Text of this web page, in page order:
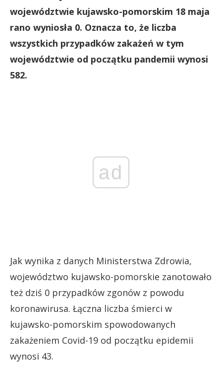
województwie kujawsko-pomorskim 18 maja
rano wyniosła 0. Oznacza to, że liczba
wszystkich przypadków zakażeń w tym
województwie od początku pandemii wynosi
582.
ad
Jak wynika z danych Ministerstwa Zdrowia,
województwo kujawsko-pomorskie zanotowało
też dziś 0 przypadków zgonów z powodu
koronawirusa. Łączna liczba śmierci w
kujawsko-pomorskim spowodowanych
zakażeniem Covid-19 od początku epidemii
wynosi 43.